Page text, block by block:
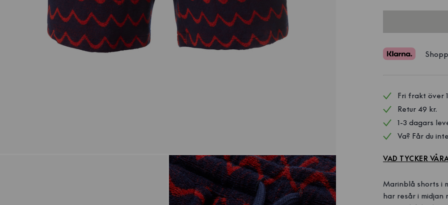
Fri frakt över
Retur 49 kr.
1-3 dagars
Va? Får du
VAD TYCKER
Marinblå shorts i
har resår i midjan